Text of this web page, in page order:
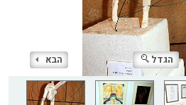
הגדל הבא